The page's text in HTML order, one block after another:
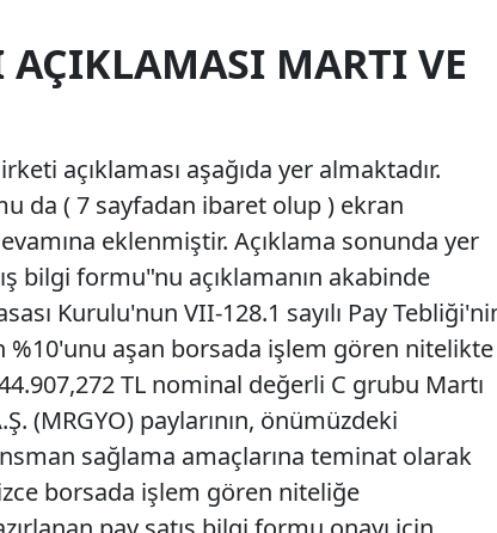
AÇIKLAMASI MARTI VE
açıklaması aşağıda yer almaktadır.
da ( 7 sayfadan ibaret olup ) ekran
eklenmiştir. Açıklama sonunda yer
bilgi formu"nu açıklamanın akabinde
Kurulu'nun VII-128.1 sayılı Pay
%10'unu aşan borsada işlem gören nitelikte
TL nominal değerli C grubu Martı
(MRGYO) paylarının, önümüzdeki
sağlama amaçlarına teminat olarak
borsada işlem gören niteliğe